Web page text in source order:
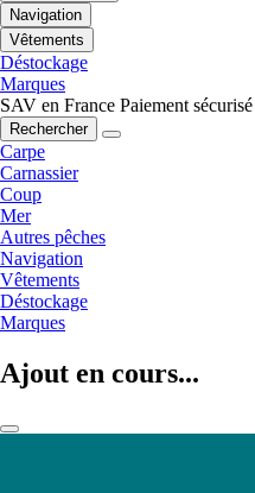
Navigation
Vêtements
Déstockage
Marques
SAV en France Paiement sécurisé
Rechercher
Carpe
Carnassier
Coup
Mer
Autres pêches
Navigation
Vêtements
Déstockage
Marques
Ajout en cours...